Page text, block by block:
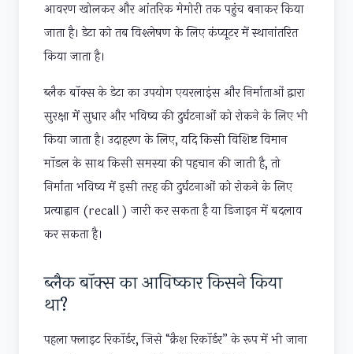
आवरण खोलकर और आंतरिक मेमोरी तक पहुंच बनाकर किया
जाता है। डेटा को तब विश्लेषण के लिए कंप्यूटर में स्थानांतरित
किया जाता है।
ब्लैक बॉक्स के डेटा का उपयोग एयरलाइंस और निर्माताओं द्वारा
सुरक्षा में सुधार और भविष्य की दुर्घटनाओं को रोकने के लिए भी
किया जाता है। उदाहरण के लिए, यदि किसी विशिष्ट विमान
मॉडल के साथ किसी समस्या की पहचान की जाती है, तो
निर्माता भविष्य में इसी तरह की दुर्घटनाओं को रोकने के लिए
प्रत्याह्वान (recall ) जारी कर सकता है या डिजाइन में बदलाव
कर सकता है।
ब्लैक बॉक्स का आविष्कार किसने किया
था?
पहला फ्लाइट रिकॉर्डर, जिसे “क्रैश रिकॉर्डर” के रूप में भी जाना